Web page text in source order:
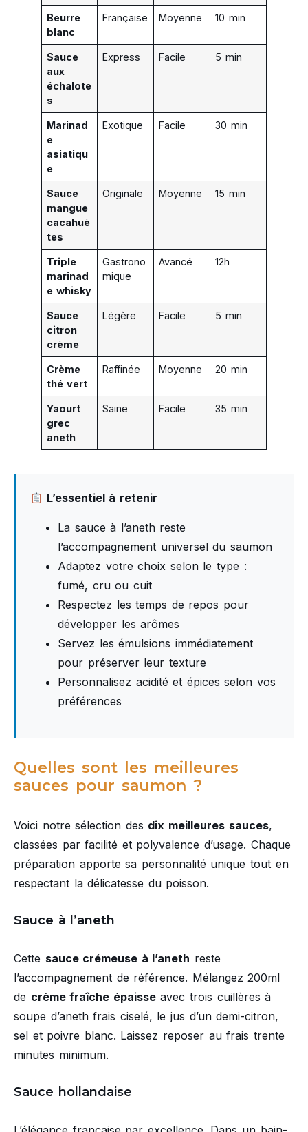
Beurre
blanc
Française Moyenne 10 min
Sauce
aux
échalote
s
Express Facile 5 min
Marinad
e
asiatiqu
e
Exotique Facile 30 min
Sauce
mangue
cacahuè
tes
Originale Moyenne 15 min
Triple
marinad
e whisky
Gastrono
mique
Avancé 12h
Sauce
citron
crème
Légère Facile 5 min
Crème
thé vert
Raffinée Moyenne 20 min
Yaourt
grec
aneth
Saine Facile 35 min
L’essentiel à retenir
La sauce à l’aneth reste
l’accompagnement universel du saumon
Adaptez votre choix selon le type :
fumé, cru ou cuit
Respectez les temps de repos pour
développer les arômes
Servez les émulsions immédiatement
pour préserver leur texture
Personnalisez acidité et épices selon vos
préférences
Quelles sont les meilleures
sauces pour saumon ?
Voici notre sélection des dix meilleures sauces,
classées par facilité et polyvalence d’usage. Chaque
préparation apporte sa personnalité unique tout en
respectant la délicatesse du poisson.
Sauce à l’aneth
Cette sauce crémeuse à l’aneth reste
l’accompagnement de référence. Mélangez 200ml
de crème fraîche épaisseavec trois cuillères à
soupe d’aneth frais ciselé, le jus d’un demi-citron,
sel et poivre blanc. Laissez reposer au frais trente
minutes minimum.
Sauce hollandaise